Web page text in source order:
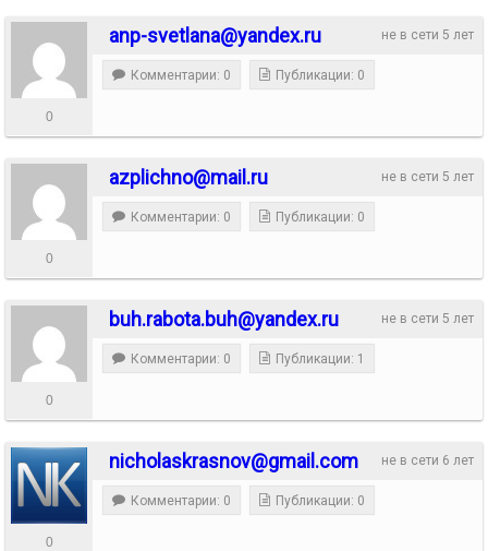
не в сети 5 лет
anp-svetlana@yandex.ru
0
Комментарии: 0 Публикации: 0
не в сети 5 лет
azplichno@mail.ru
0
Комментарии: 0 Публикации: 0
не в сети 5 лет
buh.rabota.buh@yandex.ru
0
Комментарии: 0 Публикации: 1
не в сети 6 лет
nicholaskrasnov@gmail.com
0
Комментарии: 0 Публикации: 0